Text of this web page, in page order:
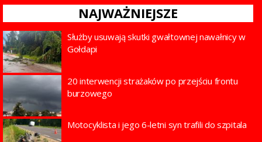
NAJWAŻNIEJSZE
Służby usuwają skutki gwałtownej nawałnicy w
Gołdapi
20 interwencji strażaków po przejściu frontu
burzowego
Motocyklista i jego 6-letni syn trafili do szpitala